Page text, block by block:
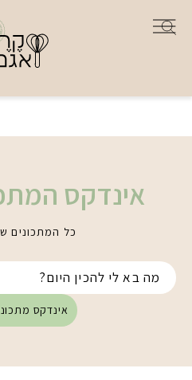
אינדקס
כל המתכונים
אינדקס